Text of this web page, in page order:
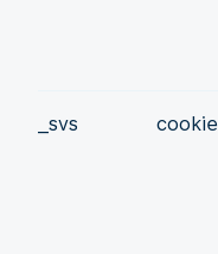
_svs cookie